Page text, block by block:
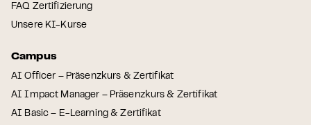
FAQ Zertifizierung
Unsere KI-Kurse
Campus
AI Officer – Präsenzkurs & Zertifikat
AI Impact Manager – Präsenzkurs & Zertifikat
AI Basic – E-Learning & Zertifikat